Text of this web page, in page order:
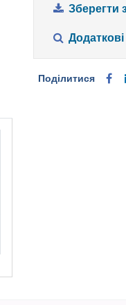
Зберегти
Поділитися